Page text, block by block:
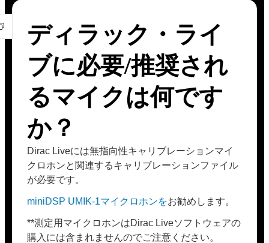
ディラック・ライ
ブに必要/推奨され
るマイクは何です
か？
Dirac Liveには無指向性キャリブレーションマイ
クロホンと関連するキャリブレーションファイル
が必要です。
miniDSP UMIK-1マイクロホンをお勧めします。
**測定用マイクロホンはDirac Liveソフトウェアの
購入には含まれませんのでご注意ください。